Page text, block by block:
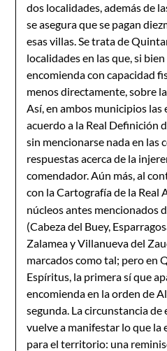
dos localidades, además de
se asegura que se pagan
esas villas. Se trata de
localidades en las que, si
encomienda con capacidad
menos directamente, sobre
Así, en ambos municipios las
acuerdo a la Real Definición
sin mencionarse nada en las
respuestas acerca de la
comendador. Aún más, al
con la Cartografía de la Real
núcleos antes mencionados
(Cabeza del Buey,
Zalamea y Villanueva del
marcados como tal; pero en
Espíritus, la primera sí que
encomienda en la orden de
segunda. La circunstancia de
vuelve a manifestar lo que la
para el territorio: una